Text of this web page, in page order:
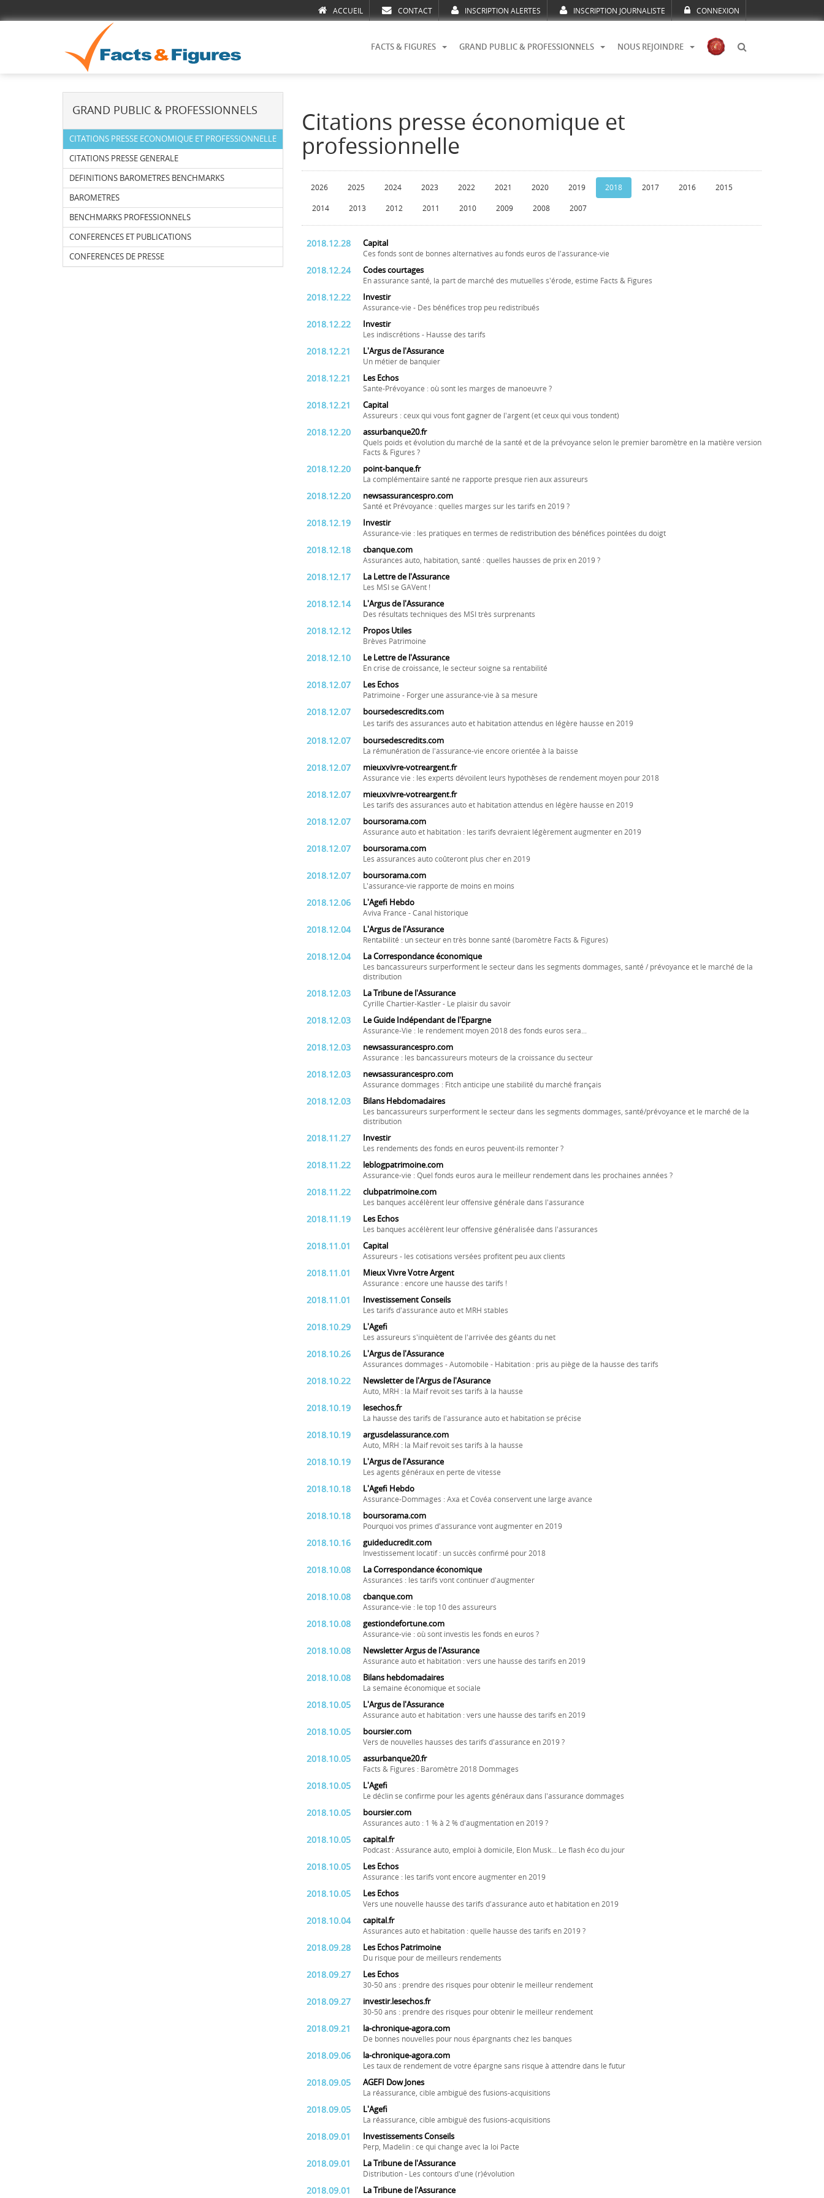
ACCUEIL CONTACT INSCRIPTION ALERTES INSCRIPTION JOURNALISTE CONNEXION
FACTS & FIGURES GRAND PUBLIC & PROFESSIONNELS NOUS REJOINDRE
GRAND PUBLIC & PROFESSIONNELS
CITATIONS PRESSE ECONOMIQUE ET PROFESSIONNELLE
CITATIONS PRESSE GENERALE
DEFINITIONS BAROMETRES BENCHMARKS
BAROMETRES
BENCHMARKS PROFESSIONNELS
CONFERENCES ET PUBLICATIONS
CONFERENCES DE PRESSE
Citations presse économique et
professionnelle
2026 2025 2024 2023 2022 2021 2020 2019 2018 2017 2016 2015
2014 2013 2012 2011 2010 2009 2008 2007
2018.12.28 Capital
Ces fonds sont de bonnes alternatives au fonds euros de l'assurance-vie
2018.12.24 Codes courtages
En assurance santé, la part de marché des mutuelles s'érode, estime Facts & Figures
2018.12.22 Investir
Assurance-vie - Des bénéfices trop peu redistribués
2018.12.22 Investir
Les indiscrétions - Hausse des tarifs
2018.12.21 L'Argus de l'Assurance
Un métier de banquier
2018.12.21 Les Echos
Sante-Prévoyance : où sont les marges de manoeuvre ?
2018.12.21 Capital
Assureurs : ceux qui vous font gagner de l'argent (et ceux qui vous tondent)
2018.12.20 assurbanque20.fr
Quels poids et évolution du marché de la santé et de la prévoyance selon le premier baromètre en la matière version
Facts & Figures ?
2018.12.20 point-banque.fr
La complémentaire santé ne rapporte presque rien aux assureurs
2018.12.20 newsassurancespro.com
Santé et Prévoyance : quelles marges sur les tarifs en 2019 ?
2018.12.19 Investir
Assurance-vie : les pratiques en termes de redistribution des bénéfices pointées du doigt
2018.12.18 cbanque.com
Assurances auto, habitation, santé : quelles hausses de prix en 2019 ?
2018.12.17 La Lettre de l'Assurance
Les MSI se GAVent !
2018.12.14 L'Argus de l'Assurance
Des résultats techniques des MSI très surprenants
2018.12.12 Propos Utiles
Brèves Patrimoine
2018.12.10 Le Lettre de l'Assurance
En crise de croissance, le secteur soigne sa rentabilité
2018.12.07 Les Echos
Patrimoine - Forger une assurance-vie à sa mesure
2018.12.07 boursedescredits.com
Les tarifs des assurances auto et habitation attendus en légère hausse en 2019
2018.12.07 boursedescredits.com
La rémunération de l'assurance-vie encore orientée à la baisse
2018.12.07 mieuxvivre-votreargent.fr
Assurance vie : les experts dévoilent leurs hypothèses de rendement moyen pour 2018
2018.12.07 mieuxvivre-votreargent.fr
Les tarifs des assurances auto et habitation attendus en légère hausse en 2019
2018.12.07 boursorama.com
Assurance auto et habitation : les tarifs devraient légèrement augmenter en 2019
2018.12.07 boursorama.com
Les assurances auto coûteront plus cher en 2019
2018.12.07 boursorama.com
L'assurance-vie rapporte de moins en moins
2018.12.06 L'Agefi Hebdo
Aviva France - Canal historique
2018.12.04 L'Argus de l'Assurance
Rentabilité : un secteur en très bonne santé (baromètre Facts & Figures)
2018.12.04 La Correspondance économique
Les bancassureurs surperforment le secteur dans les segments dommages, santé / prévoyance et le marché de la
distribution
2018.12.03 La Tribune de l'Assurance
Cyrille Chartier-Kastler - Le plaisir du savoir
2018.12.03 Le Guide Indépendant de l'Epargne
Assurance-Vie : le rendement moyen 2018 des fonds euros sera...
2018.12.03 newsassurancespro.com
Assurance : les bancassureurs moteurs de la croissance du secteur
2018.12.03 newsassurancespro.com
Assurance dommages : Fitch anticipe une stabilité du marché français
2018.12.03 Bilans Hebdomadaires
Les bancassureurs surperforment le secteur dans les segments dommages, santé/prévoyance et le marché de la
distribution
2018.11.27 Investir
Les rendements des fonds en euros peuvent-ils remonter ?
2018.11.22 leblogpatrimoine.com
Assurance-vie : Quel fonds euros aura le meilleur rendement dans les prochaines années ?
2018.11.22 clubpatrimoine.com
Les banques accélèrent leur offensive générale dans l'assurance
2018.11.19 Les Echos
Les banques accélèrent leur offensive généralisée dans l'assurances
2018.11.01 Capital
Assureurs - les cotisations versées profitent peu aux clients
2018.11.01 Mieux Vivre Votre Argent
Assurance : encore une hausse des tarifs !
2018.11.01 Investissement Conseils
Les tarifs d'assurance auto et MRH stables
2018.10.29 L'Agefi
Les assureurs s'inquiètent de l'arrivée des géants du net
2018.10.26 L'Argus de l'Assurance
Assurances dommages - Automobile - Habitation : pris au piège de la hausse des tarifs
2018.10.22 Newsletter de l'Argus de l'Asurance
Auto, MRH : la Maif revoit ses tarifs à la hausse
2018.10.19 lesechos.fr
La hausse des tarifs de l'assurance auto et habitation se précise
2018.10.19 argusdelassurance.com
Auto, MRH : la Maif revoit ses tarifs à la hausse
2018.10.19 L'Argus de l'Assurance
Les agents généraux en perte de vitesse
2018.10.18 L'Agefi Hebdo
Assurance-Dommages : Axa et Covéa conservent une large avance
2018.10.18 boursorama.com
Pourquoi vos primes d'assurance vont augmenter en 2019
2018.10.16 guideducredit.com
Investissement locatif : un succès confirmé pour 2018
2018.10.08 La Correspondance économique
Assurances : les tarifs vont continuer d'augmenter
2018.10.08 cbanque.com
Assurance-vie : le top 10 des assureurs
2018.10.08 gestiondefortune.com
Assurance-vie : où sont investis les fonds en euros ?
2018.10.08 Newsletter Argus de l'Assurance
Assurance auto et habitation : vers une hausse des tarifs en 2019
2018.10.08 Bilans hebdomadaires
La semaine économique et sociale
2018.10.05 L'Argus de l'Assurance
Assurance auto et habitation : vers une hausse des tarifs en 2019
2018.10.05 boursier.com
Vers de nouvelles hausses des tarifs d'assurance en 2019 ?
2018.10.05 assurbanque20.fr
Facts & Figures : Baromètre 2018 Dommages
2018.10.05 L'Agefi
Le déclin se confirme pour les agents généraux dans l'assurance dommages
2018.10.05 boursier.com
Assurances auto : 1 % à 2 % d'augmentation en 2019 ?
2018.10.05 capital.fr
Podcast : Assurance auto, emploi à domicile, Elon Musk... Le flash éco du jour
2018.10.05 Les Echos
Assurance : les tarifs vont encore augmenter en 2019
2018.10.05 Les Echos
Vers une nouvelle hausse des tarifs d'assurance auto et habitation en 2019
2018.10.04 capital.fr
Assurances auto et habitation : quelle hausse des tarifs en 2019 ?
2018.09.28 Les Echos Patrimoine
Du risque pour de meilleurs rendements
2018.09.27 Les Echos
30-50 ans : prendre des risques pour obtenir le meilleur rendement
2018.09.27 investir.lesechos.fr
30-50 ans : prendre des risques pour obtenir le meilleur rendement
2018.09.21 la-chronique-agora.com
De bonnes nouvelles pour nous épargnants chez les banques
2018.09.06 la-chronique-agora.com
Les taux de rendement de votre épargne sans risque à attendre dans le futur
2018.09.05 AGEFI Dow Jones
La réassurance, cible ambiguë des fusions-acquisitions
2018.09.05 L'Agefi
La réassurance, cible ambiguë des fusions-acquisitions
2018.09.01 Investissements Conseils
Perp, Madelin : ce qui change avec la loi Pacte
2018.09.01 La Tribune de l'Assurance
Distribution - Les contours d'une (r)évolution
2018.09.01 La Tribune de l'Assurance